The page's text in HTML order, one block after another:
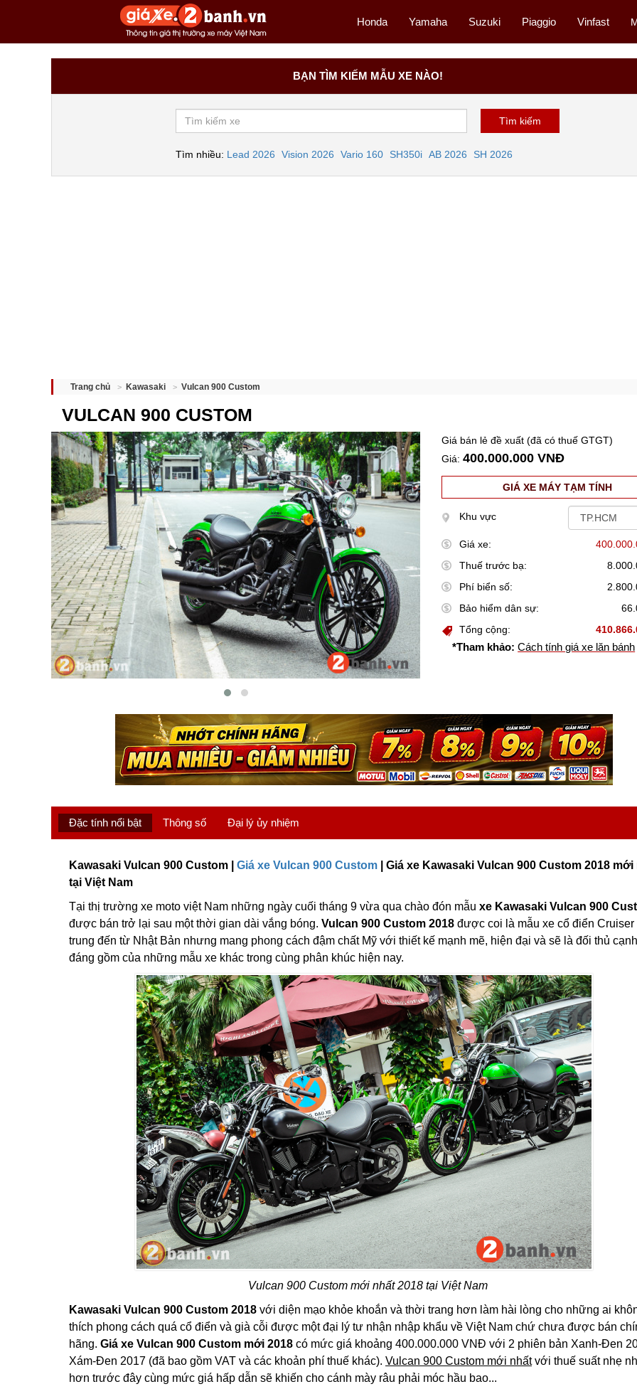
Honda Yamaha Suzuki Piaggio Vinfast
BẠN TÌM KIẾM MẪU XE NÀO!
Tìm nhiều: Lead 2026 Vision 2026 Vario 160 SH350i AB 2026 SH 2026
Trang chủ Kawasaki Vulcan 900 Custom
VULCAN 900 CUSTOM
Giá bán lẻ đề xuất (đã có thuế GTGT)
Giá:400.000.000 VNĐ
GIÁ XE MÁY TẠM TÍNH
Khu vực
Giá xe:
Thuế trước bạ:
Phí biển số:
Bảo hiểm dân sự:
Tổng cộng:
*Tham khảo: Cách tính giá xe lăn bánh
Đặc tính nổi bật Thông số Đại lý ủy nhiệm
Kawasaki Vulcan 900 Custom | Giá xe Vulcan 900 Custom | Giá xe Kawasaki Vulcan 900 Custom 2018 mới
tại Việt Nam
Tại thị trường xe moto việt Nam những ngày cuối tháng 9 vừa qua chào đón mẫu xe Kawasaki Vulcan 900
được bán trở lại sau một thời gian dài vắng bóng. Vulcan 900 Custom 2018 được coi là mẫu xe cổ điển Cruiser
trung đến từ Nhật Bản nhưng mang phong cách đậm chất Mỹ với thiết kế mạnh mẽ, hiện đại và sẽ là đối thủ
đáng gồm của những mẫu xe khác trong cùng phân khúc hiện nay.
Vulcan 900 Custom mới nhất 2018 tại Việt Nam
Kawasaki Vulcan 900 Custom 2018 với diện mạo khỏe khoắn và thời trang hơn làm hài lòng cho những ai
thích phong cách quá cổ điển và già cỗi được một đại lý tư nhận nhập khẩu về Việt Nam chứ chưa được bán
hãng. Giá xe Vulcan 900 Custom mới 2018 có mức giá khoảng 400.000.000 VNĐ với 2 phiên bản Xanh-Đen
Xám-Đen 2017 (đã bao gồm VAT và các khoản phí thuế khác). Vulcan 900 Custom mới nhấtvới thuế suất nhẹ
hơn trước đây cùng mức giá hấp dẫn sẽ khiến cho cánh mày râu phải móc hầu bao...